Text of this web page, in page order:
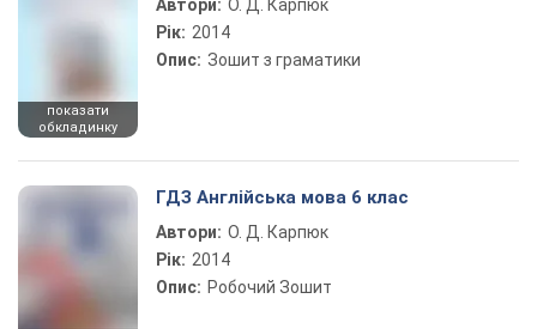
показати
обкладинку
Автори: О. Д. Карпюк
Рік: 2014
Опис: Зошит з граматики
ГДЗ Англійська мова 6 клас
Автори: О. Д. Карпюк
Рік: 2014
Опис: Робочий Зошит